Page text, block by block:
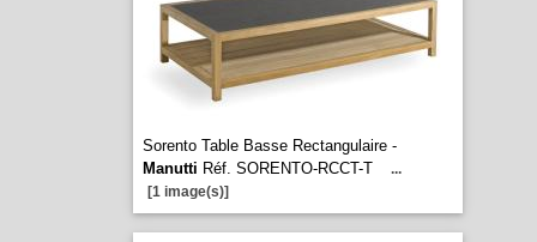
Sorento Table Basse Rectangulaire -
Manutti Réf. SORENTO-RCCT-T
...
[1 image(s)]